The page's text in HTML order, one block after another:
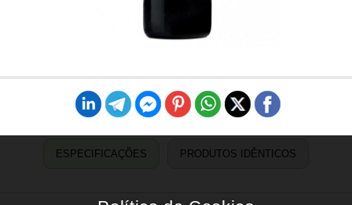
ESPECIFICAÇÕES PRODUTOS IDÊNTICOS